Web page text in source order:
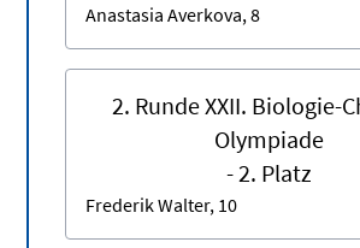
Anastasia Averkova, 8
2. Runde XXII. Biologie-
Olympiade
- 2. Platz
Frederik Walter, 10